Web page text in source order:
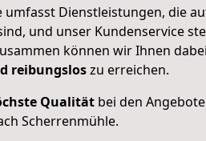
umfasst Dienstleistungen, die
und unser Kundenservice
können wir Ihnen
reibungsloszu erreichen.
Qualität bei den
Scherrenmühle.